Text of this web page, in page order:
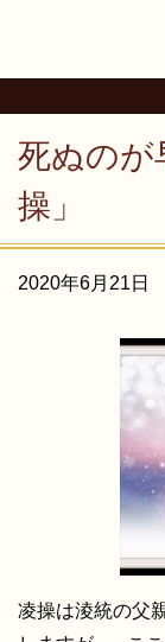
死ぬのが
操」
2020年6月21日
凌操は淩統の父